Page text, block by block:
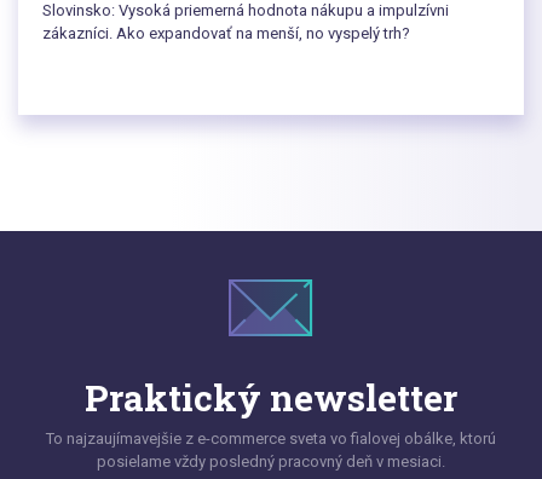
Slovinsko: Vysoká priemerná hodnota nákupu a impulzívni
zákazníci. Ako expandovať na menší, no vyspelý trh?
Praktický newsletter
To najzaujímavejšie z e-commerce sveta vo fialovej obálke, ktorú
posielame vždy posledný pracovný deň v mesiaci.